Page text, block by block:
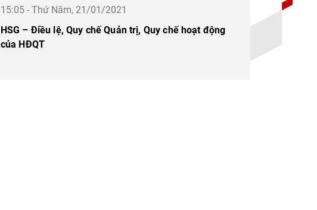
15:05 - Thứ Năm, 21/01/2021
HSG – Điều lệ, Quy chế Quản trị, Quy chế hoạt động
của HĐQT